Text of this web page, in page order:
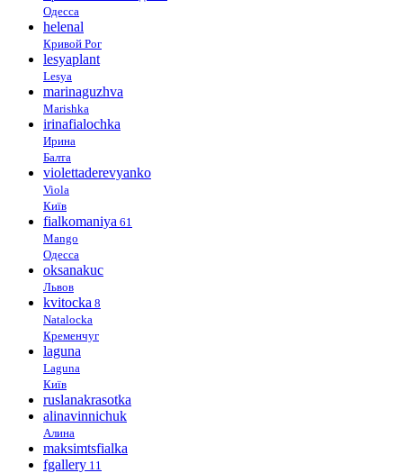
Одесса
helenal
Кривой Рог
lesyaplant
Lesya
marinaguzhva
Marishka
irinafialochka
Ирина
Балта
violettaderevyanko
Viola
Київ
fialkomaniya 61
Mango
Одесса
oksanakuc
Львов
kvitocka 8
Natalocka
Кременчуг
laguna
Laguna
Київ
ruslanakrasotka
alinavinnichuk
Алина
maksimtsfialka
fgallery 11